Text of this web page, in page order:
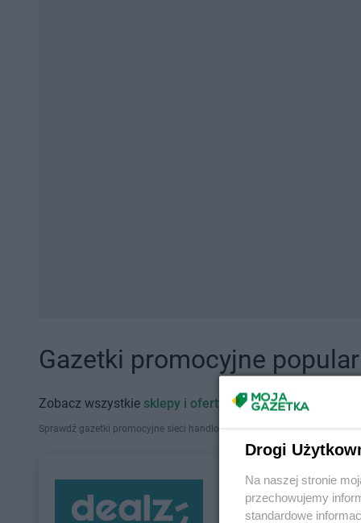
Gazetki promocyjne
Zobacz wszystkie sklepy i oferty promocyjne
Sprawdź gazetki promocyjne sieci handlowych, które działają w Polsce.
Drogi
Na naszej stronie
przechowujemy
standardowe